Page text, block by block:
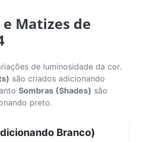
e Matizes de
de luminosidade da cor.
são criados adicionando
Sombras (Shades) são
preto.
Branco)